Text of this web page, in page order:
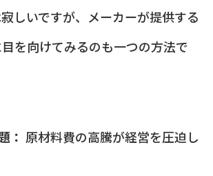
しいですが、メーカーが提供する
を向けてみるのも一つの方法で
： 原材料費の高騰が経営を圧迫し